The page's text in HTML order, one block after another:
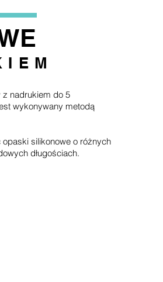
nadrukiem do 5
wykonywany metodą
silikonowe o różnych
długościach.